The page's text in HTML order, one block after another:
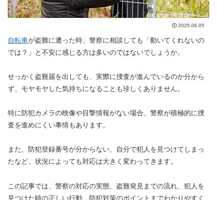
2025.06.05
自転車が盗難に遭った時、警察に相談しても「動いてくれないの
では？」と不安に感じる方は多いのではないでしょうか。
せっかく盗難届を出しても、実際に捜査が進んでいるのか分から
ず、モヤモヤした気持ちになることも珍しくありません。
特に防犯カメラの映像や目撃情報がない場合、警察が積極的に捜
査を進めにくい事情もあります。
また、防犯登録番号が分からない、自分で犯人を見つけてしまっ
たなど、状況によっても対応は大きく変わってきます。
この記事では、警察の対応の実態、盗難発見までの流れ、犯人を
見つけた時の正しい行動、防犯対策のポイントまでわかりやすく